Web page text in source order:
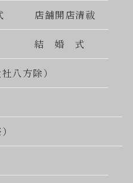
店舗開店清祓
結 婚 式
八方除）